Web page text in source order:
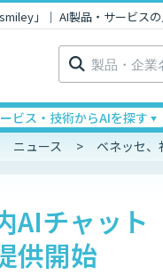
」｜ AI製品・サービス
検
索:
ビス・技術からAIを探す
ニュース ベネッセ
AIチャット
供開始